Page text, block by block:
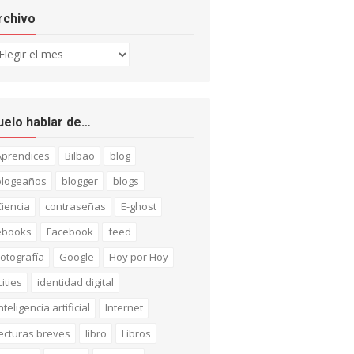
hablar de…
Bilbao
blog
blogger
blogs
contraseñas
E-ghost
Facebook
feed
Google
Hoy por Hoy
identidad digital
artificial
Internet
breves
libro
Libros